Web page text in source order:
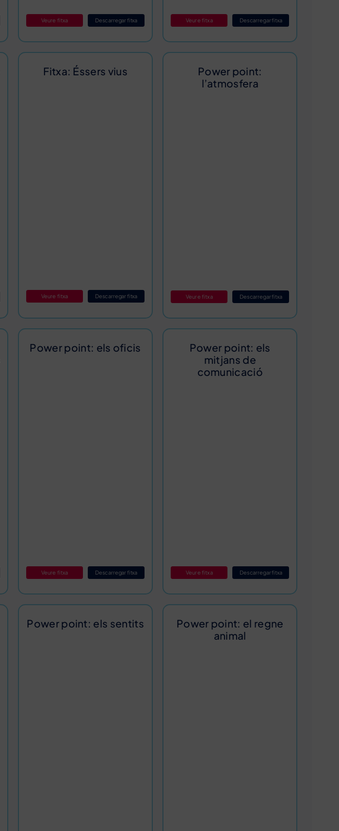
Veure fitxa Descarregar fitxa Veure fitxa Descarregar fitxa
Fitxa: Éssers vius
Veure fitxa Descarregar fitxa
Power point:
l’atmosfera
Veure fitxa Descarregar fitxa
Power point: els oficis
Veure fitxa Descarregar fitxa
Power point: els
mitjans de
comunicació
Veure fitxa Descarregar fitxa
Power point: els sentits
Power point: el regne
animal